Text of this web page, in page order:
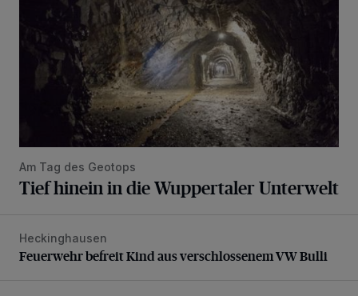
Am Tag des Geotops
Tief hinein in die Wuppertaler Unterwelt
Feuerwehr befreit Kind aus verschlossenem VW Bulli
Heckinghausen
Feuerwehr befreit Kind aus verschlossenem VW Bulli